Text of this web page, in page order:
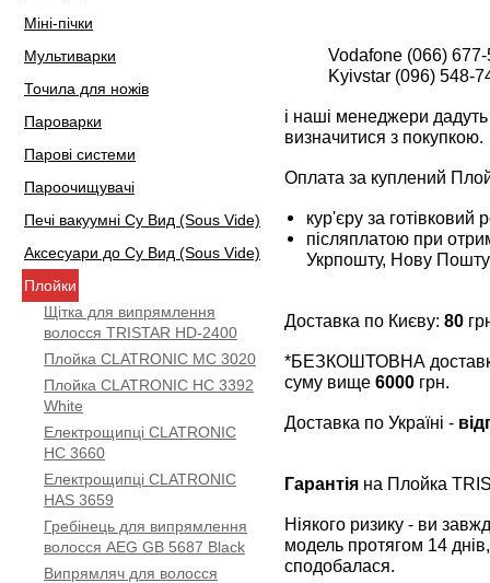
Міні-пічки
Мультиварки
Точила для ножів
Пароварки
Парові системи
Пароочищувачі
Печі вакуумні Су Вид (Sous Vide)
Аксесуари до Су Вид (Sous Vide)
Плойки
Щітка для випрямлення
волосся TRISTAR HD-2400
Плойка CLATRONIC MC 3020
Плойка CLATRONIC HC 3392
White
Електрощипці CLATRONIC
HC 3660
Електрощипці CLATRONIC
HAS 3659
Гребінець для випрямлення
волосся AEG GB 5687 Black
Випрямляч для волосся
Vodafone (066)
Kyivstar (096) 548-
і наші менеджери
визначитися з покупкою.
Оплата за куплений
кур'єру за готівковий
післяплатою при
Укрпошту, Нову
Доставка по Києву: 80
*БЕЗКОШТОВНА
суму вище 6000 грн.
Доставка по Україні -
Гарантія на Плойка
Ніякого ризику - ви
модель протягом 14
сподобалася.